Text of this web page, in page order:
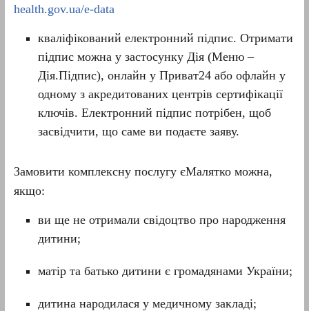
health.gov.ua/e-data
кваліфікований електронний підпис. Отримати
підпис можна у застосунку Дія (Меню –
Дія.Підпис), онлайн у Приват24 або офлайн у
одному з акредитованих центрів сертифікації
ключів. Електронний підпис потрібен, щоб
засвідчити, що саме ви подаєте заяву.
Замовити комплексну послугу єМалятко можна,
якщо:
ви ще не отримали свідоцтво про народження
дитини;
матір та батько дитини є громадянами України;
дитина народилася у медичному закладі;